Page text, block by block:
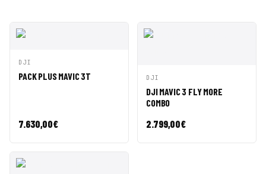
VISTA
RÁPIDA
CESTA
DJI
PACK PLUS MAVIC 3T
7.630,00€
VISTA
RÁPIDA
CESTA
DJI
DJI MAVIC 3 FLY MORE
COMBO
2.799,00€